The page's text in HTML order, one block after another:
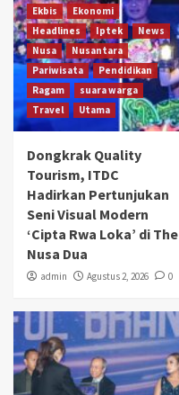
Ekbis
Ekonomi
Headlines
Iptek
News
Nusa
Nusantara
Pariwisata
Pendidikan
Ragam
suara warga
Travel
Utama
Dongkrak Quality
Tourism, ITDC
Hadirkan Pertunjukan
Seni Visual Modern
‘Cipta Rwa Loka’ di The
Nusa Dua
admin Agustus 2, 2026 0